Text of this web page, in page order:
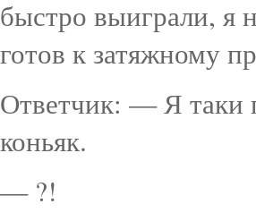
быстро выиграли, я
готов к затяжному
Ответчик: — Я таки
коньяк.
— ?!